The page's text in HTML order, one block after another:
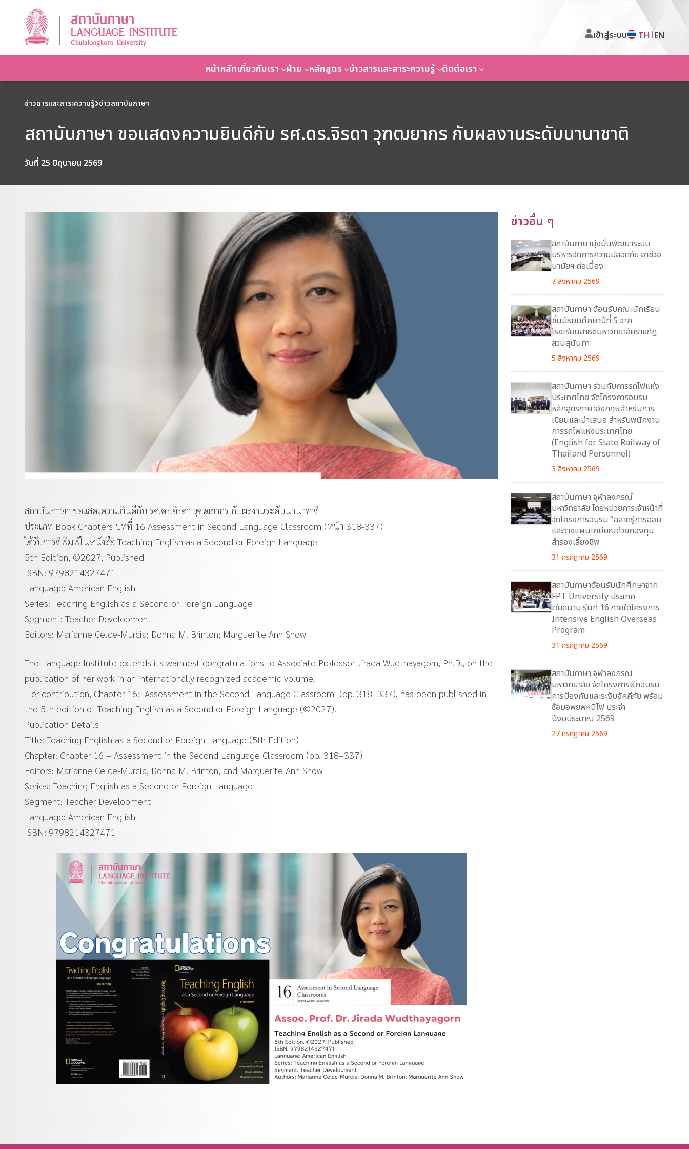
เข้าสู่ระบบ TH | EN
หน้าหลักเกี่ยวกับเรา ฝ่าย หลักสูตร ข่าวสารและสาระความรู้ ติดต่อเรา
ข่าวสารและสาระความรู้ ข่าวสถาบันภาษา
สถาบันภาษา ขอแสดงความยินดีกับ รศ.ดร.จิรดา วุฑฒยากร กับผลงานระดับนานาชาติ
วันที่ 25 มิถุนายน 2569
สถาบันภาษา ขอแสดงความยินดีกับ รศ.ดร.จิรดา วุฑฒยากร กับผลงานระดับนานาชาติ
ประเภท Book Chapters บทที่ 16 Assessment in Second Language Classroom (หน้า 318-337)
ได้รับการตีพิมพ์ในหนังสือ Teaching English as a Second or Foreign Language
5th Edition, ©2027, Published
ISBN: 9798214327471
Language: American English
Series: Teaching English as a Second or Foreign Language
Segment: Teacher Development
Editors: Marianne Celce-Murcia; Donna M. Brinton; Marguerite Ann Snow
The Language Institute extends its warmest congratulations to Associate Professor Jirada Wudthayagorn, Ph.D., on the
publication of her work in an internationally recognized academic volume.
Her contribution, Chapter 16: "Assessment in the Second Language Classroom" (pp. 318–337), has been published in
the 5th edition of Teaching English as a Second or Foreign Language (©2027).
Publication Details
Title: Teaching English as a Second or Foreign Language (5th Edition)
Chapter: Chapter 16 – Assessment in the Second Language Classroom (pp. 318–337)
Editors: Marianne Celce-Murcia, Donna M. Brinton, and Marguerite Ann Snow
Series: Teaching English as a Second or Foreign Language
Segment: Teacher Development
Language: American English
ISBN: 9798214327471
ข่าวอื่น ๆ
สถาบันภาษามุ่งมั่นพัฒนาระบบ
บริหารจัดการความปลอดภัย อาชีวอ
นามัยฯ ต่อเนื่อง
7 สิงหาคม 2569
สถาบันภาษา ต้อนรับคณะนักเรียน
ชั้นมัธยมศึกษาปีที่ 5 จาก
โรงเรียนสาธิตมหาวิทยาลัยราชภัฏ
สวนสุนันทา
5 สิงหาคม 2569
สถาบันภาษา ร่วมกับการรถไฟแห่ง
ประเทศไทย จัดโครงการอบรม
หลักสูตรภาษาอังกฤษสำหรับการ
เขียนและนำเสนอ สำหรับพนักงาน
การรถไฟแห่งประเทศไทย
(English for State Railway of
Thailand Personnel)
3 สิงหาคม 2569
สถาบันภาษา จุฬาลงกรณ์
มหาวิทยาลัย โดยหน่วยการเจ้าหน้าที่
จัดโครงการอบรม “ฉลาดรู้การออม
และวางแผนเกษียณด้วยกองทุน
สำรองเลี้ยงชีพ
31 กรกฎาคม 2569
สถาบันภาษาต้อนรับนักศึกษาจาก
FPT University ประเทศ
เวียดนาม รุ่นที่ 16 ภายใต้โครงการ
Intensive English Overseas
Program
31 กรกฎาคม 2569
สถาบันภาษา จุฬาลงกรณ์
มหาวิทยาลัย จัดโครงการฝึกอบรม
การป้องกันและระงับอัคคีภัย พร้อม
ซ้อมอพยพหนีไฟ ประจำ
ปีงบประมาณ 2569
27 กรกฎาคม 2569